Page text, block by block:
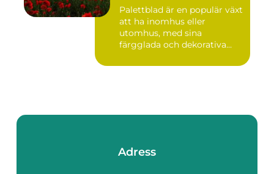
Palettblad är en populär växt
att ha inomhus eller
utomhus, med sina
färgglada och dekorativa
Adress